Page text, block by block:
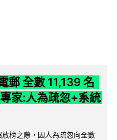
郵 全數 11,139 名
家:人為疏忽+系統
榜之際，因人為疏忽向全數